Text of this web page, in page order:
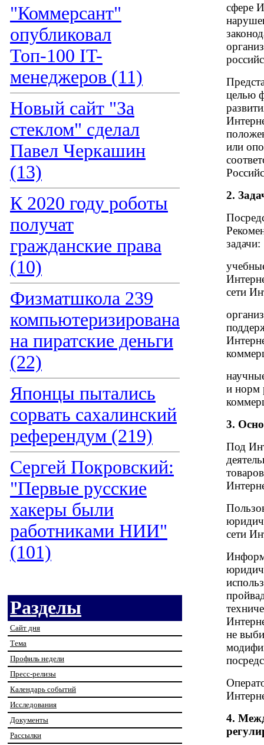
"Коммерсант"
опубликовал
Топ-100 IT-
менеджеров (11)
Новый сайт "За
стеклом" сделал
Павел Черкашин
(13)
К 2020 году роботы
получат
гражданские права
(10)
Физматшкола 239
компьютеризирована
на пиратские деньги
(22)
Японцы пытались
сорвать сахалинский
референдум (219)
Сергей Покровский:
"Первые русские
хакеры были
работниками НИИ"
(101)
Разделы
Сайт дня
Тема
Профиль недели
Пресс-релизы
Календарь событий
Исследования
Документы
Рассылки
сфере
целью
или
2.
задачи:
сети
и норм
3.
Под
сети
не
4.